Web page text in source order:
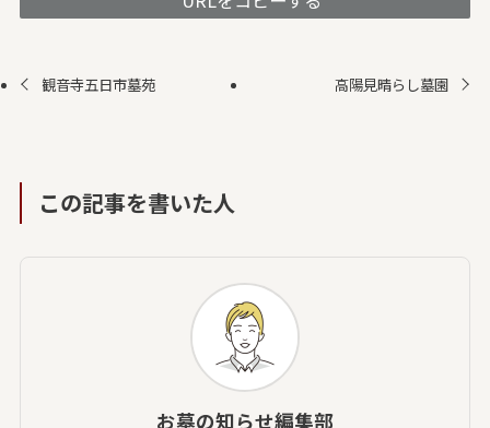
観音寺五日市墓苑 高陽見晴らし墓園
この記事を書いた人
お墓の知らせ編集部